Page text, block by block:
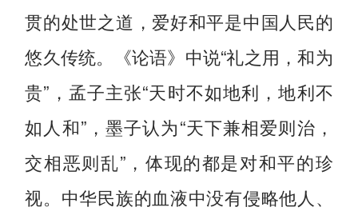
贯的处世之道，爱好和平是中国人民的
悠久传统。《论语》中说“礼之用，和为
贵”，孟子主张“天时不如地利，地利不
如人和”，墨子认为“天下兼相爱则治，
交相恶则乱”，体现的都是对和平的珍
视。中华民族的血液中没有侵略他人、